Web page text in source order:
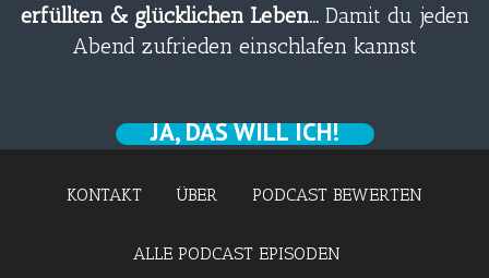
erfüllten & glücklichen Leben…Damit du jeden
Abend zufrieden einschlafen kannst
JA, DAS WILL ICH!
KONTAKT ÜBER PODCAST BEWERTEN
ALLE PODCAST EPISODEN